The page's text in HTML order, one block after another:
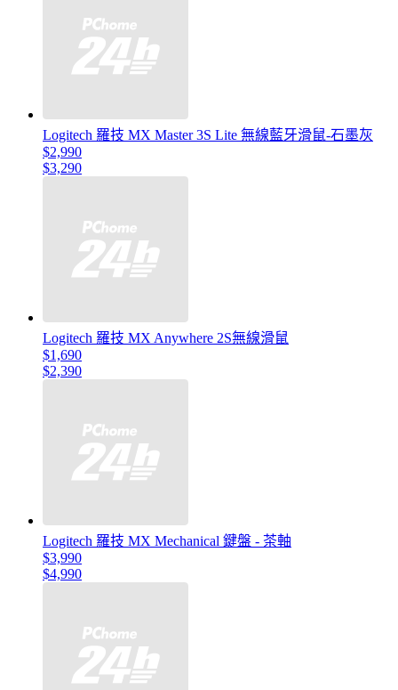
Logitech 羅技 MX Master 3S Lite 無線藍牙滑鼠-石墨灰
$2,990
$3,290
Logitech 羅技 MX Anywhere 2S無線滑鼠
$1,690
$2,390
Logitech 羅技 MX Mechanical 鍵盤 - 茶軸
$3,990
$4,990